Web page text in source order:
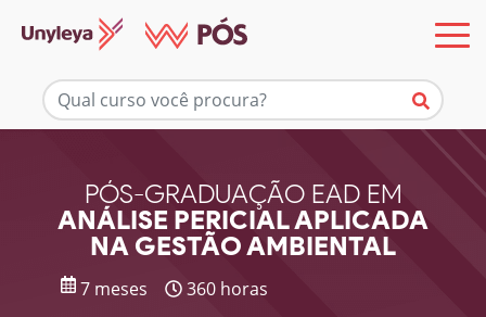
PÓS-GRADUAÇÃO EAD EM
ANÁLISE PERICIAL APLICADA
NA GESTÃO AMBIENTAL
7 meses 360 horas
Mais informações